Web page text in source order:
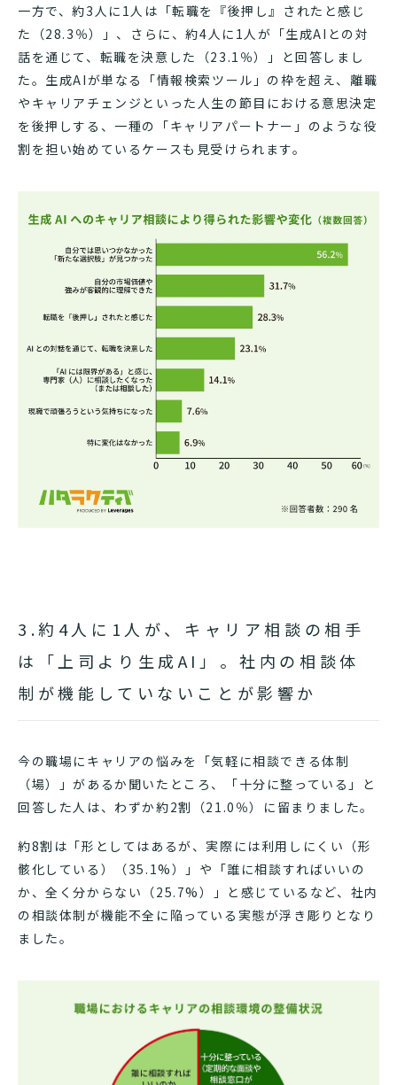
一方で、約3人に1人は「転職を『後押し』されたと感じ
た（28.3％）」、さらに、約4人に1人が「生成AIとの対
話を通じて、転職を決意した（23.1％）」と回答しまし
た。生成AIが単なる「情報検索ツール」の枠を超え、離職
やキャリアチェンジといった人生の節目における意思決定
を後押しする、一種の「キャリアパートナー」のような役
割を担い始めているケースも見受けられます。
3.約4人に1人が、キャリア相談の相手
は「上司より生成AI」。社内の相談体
制が機能していないことが影響か
今の職場にキャリアの悩みを「気軽に相談できる体制
（場）」があるか聞いたところ、「十分に整っている」と
回答した人は、わずか約2割（21.0％）に留まりました。
約8割は「形としてはあるが、実際には利用しにくい（形
骸化している）（35.1%）」や「誰に相談すればいいの
か、全く分からない（25.7%）」と感じているなど、社内
の相談体制が機能不全に陥っている実態が浮き彫りとなり
ました。